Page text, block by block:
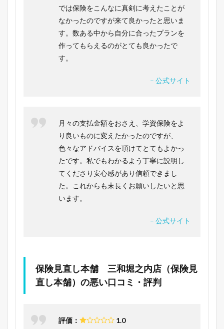
では保険をこんなに真剣に考えたことが
なかったのですが来て良かったと思いま
す。数ある中から自分に合ったプランを
作ってもらえるのがとても良かったで
す。
– 公式サイト
月々の支払金額をおさえ、学資保険をよ
り良いものに変えたかったのですが、
色々なアドバイスを頂けてとてもよかっ
たです。私でもわかるよう丁寧に説明し
てくださり安心感があり信頼できまし
た。これからも末長くお願いしたいと思
います。
– 公式サイト
保険見直し本舗 三和堀之内店（保険見
直し本舗）の悪い口コミ・評判
評価： 1.0